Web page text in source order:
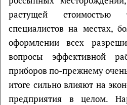
растущей стоимостью
специалистов на местах,
оформлении всех
вопросы эффективной
приборов по-прежнему
итоге сильно влияют на
предприятия в целом.